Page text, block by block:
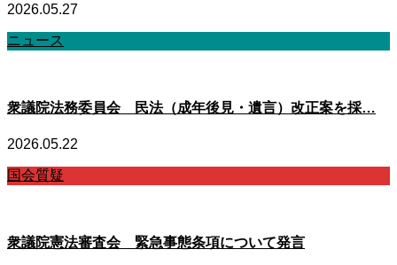
2026.05.27
ニュース
衆議院法務委員会 民法（成年後見・遺言）改正案を採…
2026.05.22
国会質疑
衆議院憲法審査会 緊急事態条項について発言